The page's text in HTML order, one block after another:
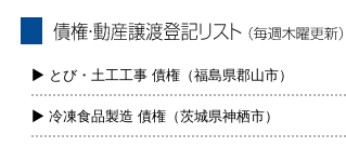
新）
▶ とび・土工工事 債権（福島県郡山市）
▶ 冷凍食品製造 債権（茨城県神栖市）